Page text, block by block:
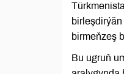
birmeňzeş
Bu ugruň